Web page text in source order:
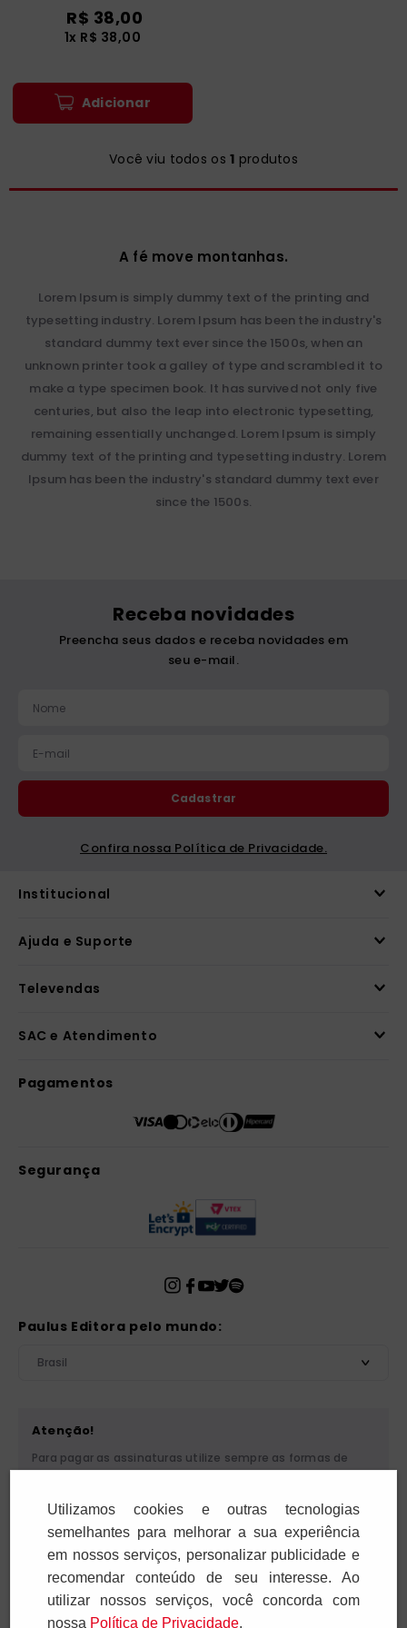
R$ 38,00
1x R$ 38,00
Adicionar
Você viu todos os1 produtos
A fé move montanhas.
Lorem Ipsum is simply dummy text of the printing and
typesetting industry. Lorem Ipsum has been the industry's
standard dummy text ever since the 1500s, when an
unknown printer took a galley of type and scrambled it to
make a type specimen book. It has survived not only five
centuries, but also the leap into electronic typesetting,
remaining essentially unchanged. Lorem Ipsum is simply
dummy text of the printing and typesetting industry. Lorem
Ipsum has been the industry's standard dummy text ever
since the 1500s.
Receba novidades
Preencha seus dados e receba novidades em
seu e-mail.
Confira nossa Política de Privacidade.
Cadastrar
Institucional
Ajuda e Suporte
Televendas
SAC e Atendimento
Pagamentos
Segurança
Paulus Editora pelo mundo:
Brasil
Atenção!
Para pagar as assinaturas utilize sempre as formas de
ou de pessoa física. Se você receber algum tipo de
cobrança suspeita, entre em contato conosco pelo
telefone (11) 5087-3600 ou pelo e-mail
cobranca@paulus.com.br.
catequese
bíblia ave maria
Utilizamos cookies e outras tecnologias
semelhantes para melhorar a sua experiência
em nossos serviços, personalizar publicidade e
recomendar conteúdo de seu interesse. Ao
utilizar nossos serviços, você concorda com
nossa Polí­tica de Privacidade.